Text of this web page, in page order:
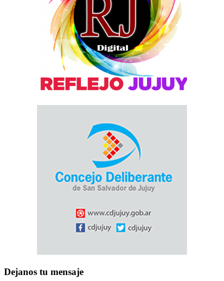
Dejanos tu mensaje